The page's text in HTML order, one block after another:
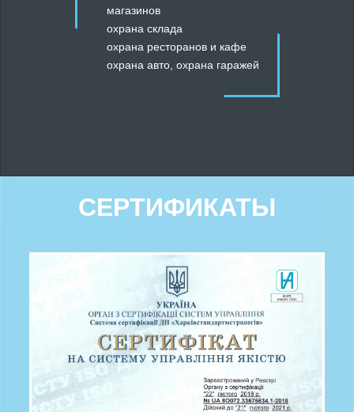
магазинов
охрана склада
охрана ресторанов и кафе
охрана авто, охрана гаражей
СЕРТИФИКАТЫ